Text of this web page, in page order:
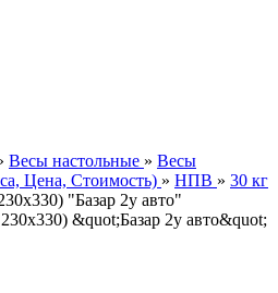
Весы настольные » Весы
Цена, Стоимость) » НПВ » 30 кг
"Базар 2у авто"